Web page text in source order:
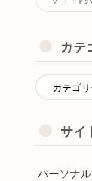
カテ
サイ
パーソナ